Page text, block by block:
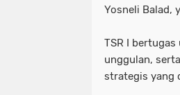
Yosneli Balad,
TSR I
unggulan,
strategis yang